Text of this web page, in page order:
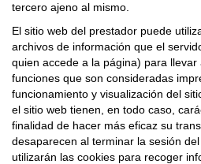
tercero ajeno al mismo.
El sitio web del prestador puede
archivos de información que el
quien accede a la página) para
funciones que son consideradas
funcionamiento y visualización del
el sitio web tienen, en todo caso,
finalidad de hacer más eficaz su
desaparecen al terminar la sesión
utilizarán las cookies para recoger